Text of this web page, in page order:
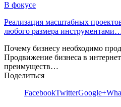
В фокусе
Реализация масштабных
любого размера
Почему бизнесу необходимо
Продвижение бизнеса в
преимуществ…
Поделиться
FacebookTwitterGoogle+